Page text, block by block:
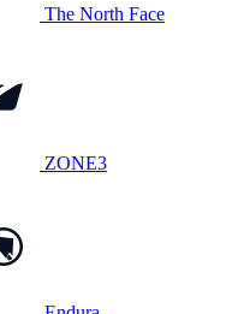
The North Face
ZONE3